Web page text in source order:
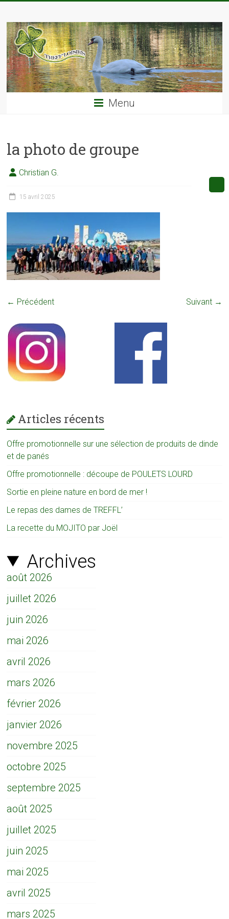
content
TREFF'LOISIRS
Menu
la photo de groupe
Christian G.
15 avril 2025
← Précédent Suivant →
Articles récents
Offre promotionnelle sur une sélection de produits de dinde
et de panés
Offre promotionnelle : découpe de POULETS LOURD
Sortie en pleine nature en bord de mer !
Le repas des dames de TREFFL’
La recette du MOJITO par Joël
Archives
août 2026
juillet 2026
juin 2026
mai 2026
avril 2026
mars 2026
février 2026
janvier 2026
novembre 2025
octobre 2025
septembre 2025
août 2025
juillet 2025
juin 2025
mai 2025
avril 2025
mars 2025